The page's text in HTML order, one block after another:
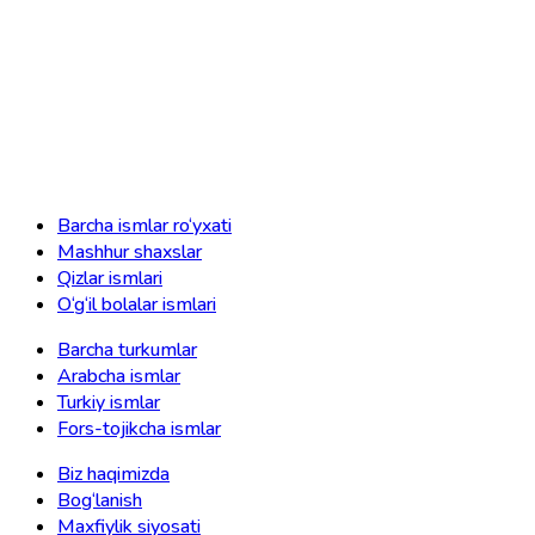
Barcha ismlar ro‘yxati
Mashhur shaxslar
Qizlar ismlari
O‘g‘il bolalar ismlari
Barcha turkumlar
Arabcha ismlar
Turkiy ismlar
Fors-tojikcha ismlar
Biz haqimizda
Bog‘lanish
Maxfiylik siyosati